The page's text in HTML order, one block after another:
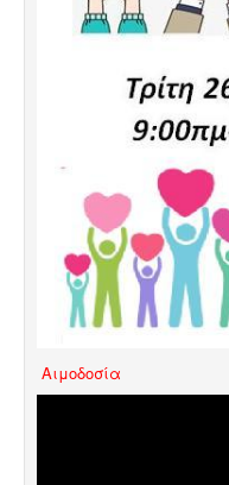
Aιμοδοσία